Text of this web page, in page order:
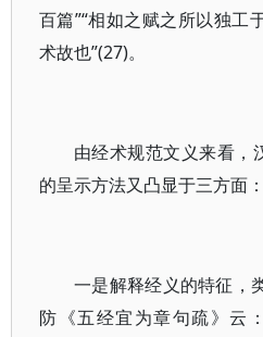
百篇”“相如之赋之所以独工
术故也”(27)。
由经术规范文义来看，
的呈示方法又凸显于三方面：
一是解释经义的特征，
防《五经宜为章句疏》云